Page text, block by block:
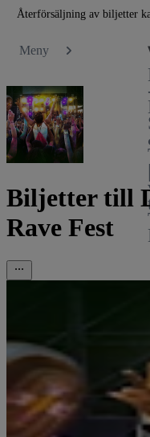
Återförsäljning av biljetter
Meny
|
Biljetter till
Rave Fest